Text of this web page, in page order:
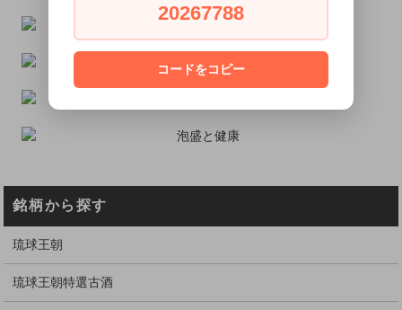
銘柄から探す
琉球王朝
琉球王朝特選古酒
20267788
コードをコピー